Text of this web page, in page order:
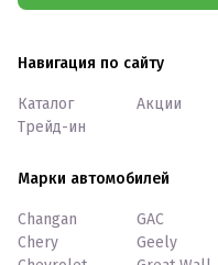
Навигация по сайту
Каталог
Трейд-ин
Акции
Марки автомобилей
Changan
Chery
GAC
Geely